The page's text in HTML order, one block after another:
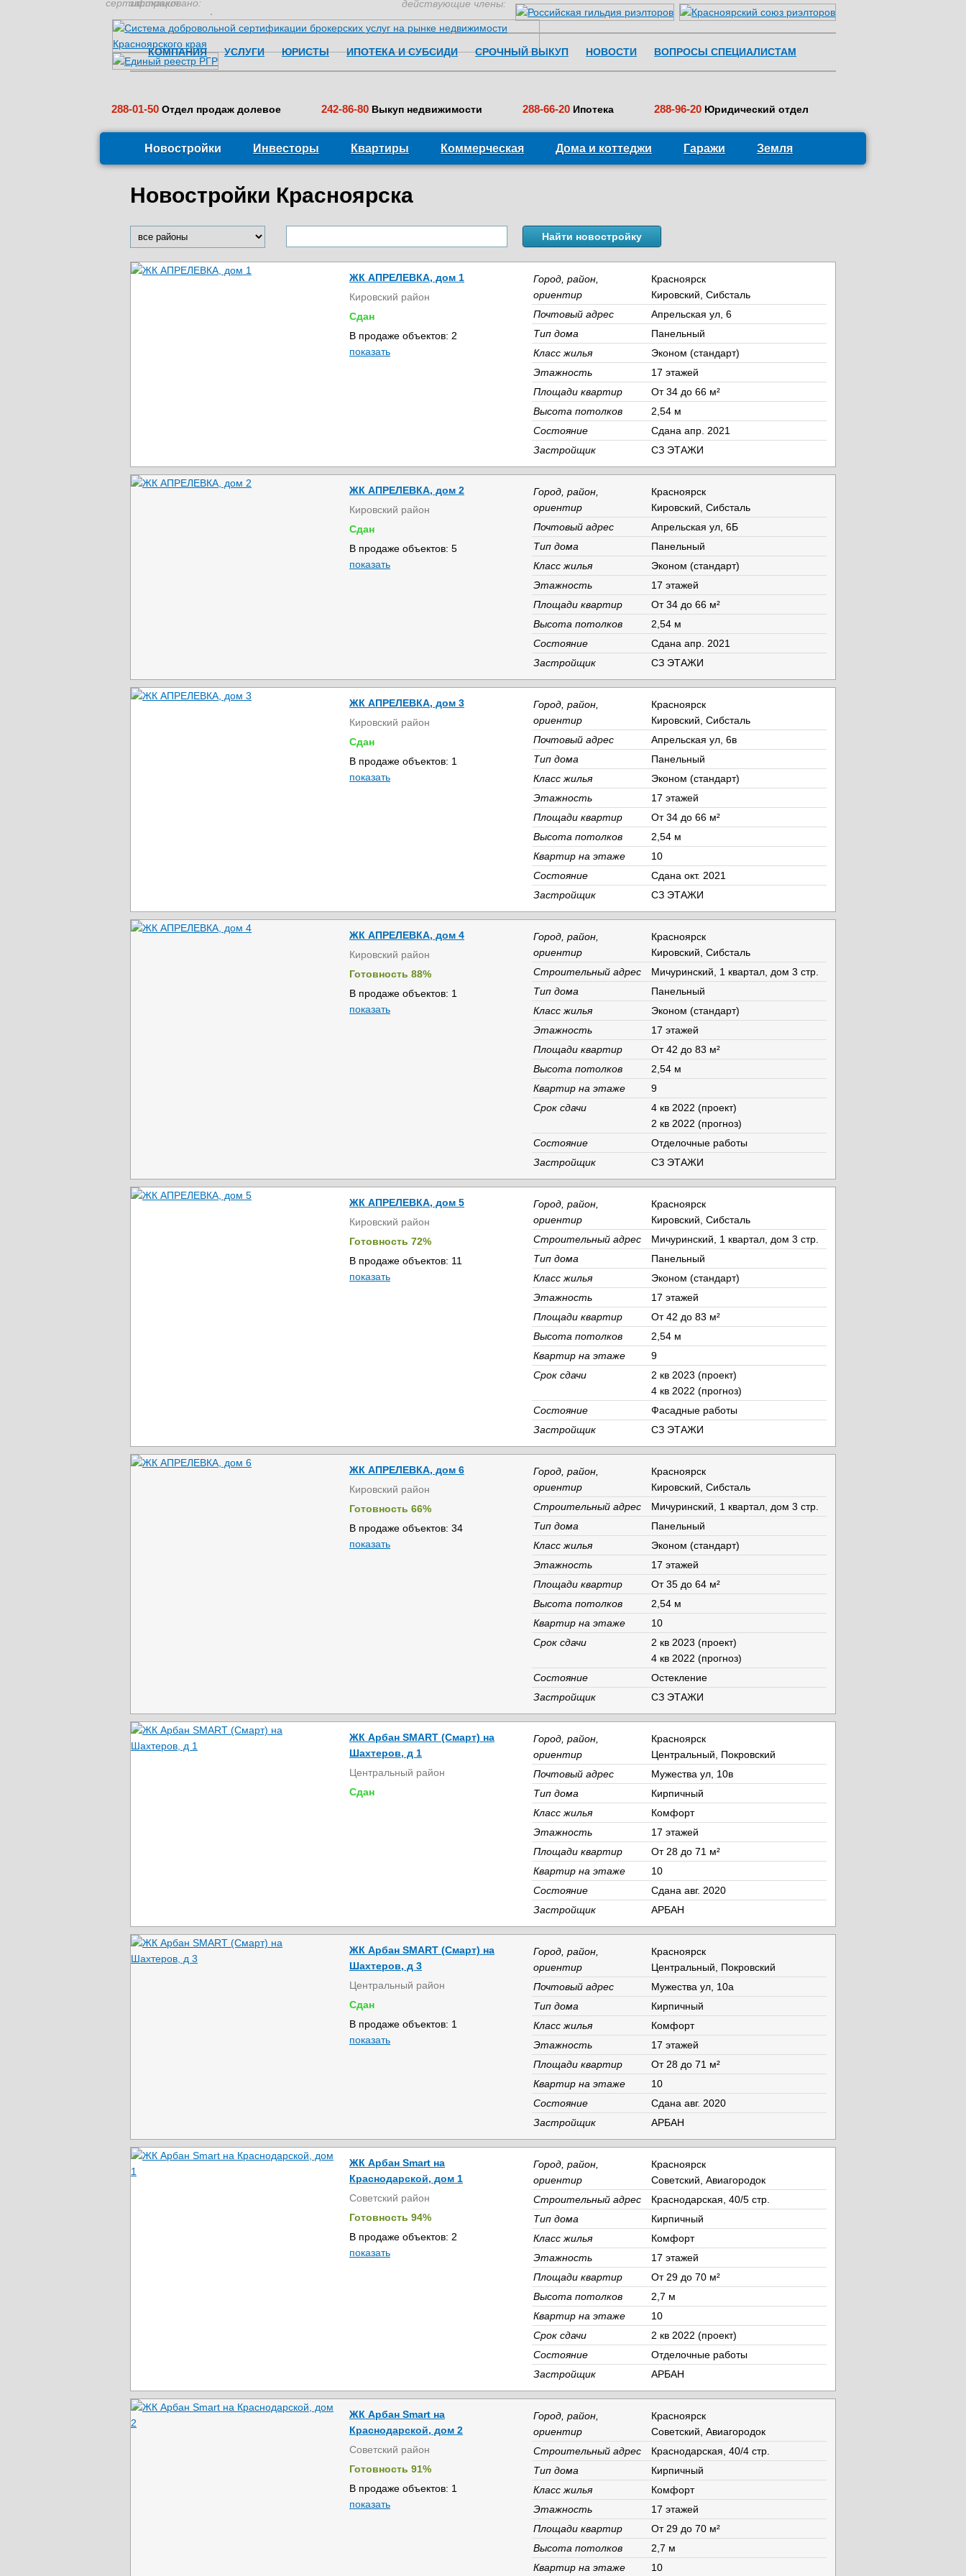
застраховано: действующие члены:
сертификация:
КОМПАНИЯ
УСЛУГИ ЮРИСТЫ ИПОТЕКА И СУБСИДИ СРОЧНЫЙ ВЫКУП НОВОСТИ ВОПРОСЫ СПЕЦИАЛИСТАМ
288-01-50 Отдел продаж долевое 242-86-80 Выкуп недвижимости 288-66-20 Ипотека 288-96-20 Юридический отдел
Новостройки Инвесторы Квартиры Коммерческая Дома и коттеджи Гаражи Земля
Новостройки Красноярска
ЖК АПРЕЛЕВКА, дом 1
Кировский район
Сдан
В продаже объектов: 2
показать
Город, район,
ориентир
Красноярск
Кировский, Сибсталь
Почтовый адрес
Апрельская ул, 6
Тип дома
Панельный
Класс жилья
Эконом (стандарт)
Этажность
17 этажей
Площади квартир
От 34 до 66 м²
Высота потолков
2,54 м
Состояние
Cдана апр. 2021
Застройщик
СЗ ЭТАЖИ
ЖК АПРЕЛЕВКА, дом 2
Кировский район
Сдан
В продаже объектов: 5
показать
Город, район,
ориентир
Красноярск
Кировский, Сибсталь
Почтовый адрес
Апрельская ул, 6Б
Тип дома
Панельный
Класс жилья
Эконом (стандарт)
Этажность
17 этажей
Площади квартир
От 34 до 66 м²
Высота потолков
2,54 м
Состояние
Cдана апр. 2021
Застройщик
СЗ ЭТАЖИ
ЖК АПРЕЛЕВКА, дом 3
Кировский район
Сдан
В продаже объектов: 1
показать
Город, район,
ориентир
Красноярск
Кировский, Сибсталь
Почтовый адрес
Апрельская ул, 6в
Тип дома
Панельный
Класс жилья
Эконом (стандарт)
Этажность
17 этажей
Площади квартир
От 34 до 66 м²
Высота потолков
2,54 м
Квартир на этаже
10
Состояние
Cдана окт. 2021
Застройщик
СЗ ЭТАЖИ
ЖК АПРЕЛЕВКА, дом 4
Кировский район
Готовность 88%
В продаже объектов: 1
показать
Город, район,
ориентир
Красноярск
Кировский, Сибсталь
Строительный адрес
Мичуринский, 1 квартал, дом 3 стр.
Тип дома
Панельный
Класс жилья
Эконом (стандарт)
Этажность
17 этажей
Площади квартир
От 42 до 83 м²
Высота потолков
2,54 м
Квартир на этаже
9
Срок сдачи
4 кв 2022 (проект)
2 кв 2022 (прогноз)
Состояние
Отделочные работы
Застройщик
СЗ ЭТАЖИ
ЖК АПРЕЛЕВКА, дом 5
Кировский район
Готовность 72%
В продаже объектов: 11
показать
Город, район,
ориентир
Красноярск
Кировский, Сибсталь
Строительный адрес
Мичуринский, 1 квартал, дом 3 стр.
Тип дома
Панельный
Класс жилья
Эконом (стандарт)
Этажность
17 этажей
Площади квартир
От 42 до 83 м²
Высота потолков
2,54 м
Квартир на этаже
9
Срок сдачи
2 кв 2023 (проект)
4 кв 2022 (прогноз)
Состояние
Фасадные работы
Застройщик
СЗ ЭТАЖИ
ЖК АПРЕЛЕВКА, дом 6
Кировский район
Готовность 66%
В продаже объектов: 34
показать
Город, район,
ориентир
Красноярск
Кировский, Сибсталь
Строительный адрес
Мичуринский, 1 квартал, дом 3 стр.
Тип дома
Панельный
Класс жилья
Эконом (стандарт)
Этажность
17 этажей
Площади квартир
От 35 до 64 м²
Высота потолков
2,54 м
Квартир на этаже
10
Срок сдачи
2 кв 2023 (проект)
4 кв 2022 (прогноз)
Состояние
Остекление
Застройщик
СЗ ЭТАЖИ
ЖК Арбан SMART (Смарт) на
Шахтеров, д 1
Центральный район
Сдан
Город, район,
ориентир
Красноярск
Центральный, Покровский
Почтовый адрес
Мужества ул, 10в
Тип дома
Кирпичный
Класс жилья
Комфорт
Этажность
17 этажей
Площади квартир
От 28 до 71 м²
Квартир на этаже
10
Состояние
Cдана авг. 2020
Застройщик
АРБАН
ЖК Арбан SMART (Смарт) на
Шахтеров, д 3
Центральный район
Сдан
В продаже объектов: 1
показать
Город, район,
ориентир
Красноярск
Центральный, Покровский
Почтовый адрес
Мужества ул, 10а
Тип дома
Кирпичный
Класс жилья
Комфорт
Этажность
17 этажей
Площади квартир
От 28 до 71 м²
Квартир на этаже
10
Состояние
Cдана авг. 2020
Застройщик
АРБАН
ЖК Арбан Smart на
Краснодарской, дом 1
Советский район
Готовность 94%
В продаже объектов: 2
показать
Город, район,
ориентир
Красноярск
Советский, Авиагородок
Строительный адрес
Краснодарская, 40/5 стр.
Тип дома
Кирпичный
Класс жилья
Комфорт
Этажность
17 этажей
Площади квартир
От 29 до 70 м²
Высота потолков
2,7 м
Квартир на этаже
10
Срок сдачи
2 кв 2022 (проект)
Состояние
Отделочные работы
Застройщик
АРБАН
ЖК Арбан Smart на
Краснодарской, дом 2
Советский район
Готовность 91%
В продаже объектов: 1
показать
Город, район,
ориентир
Красноярск
Советский, Авиагородок
Строительный адрес
Краснодарская, 40/4 стр.
Тип дома
Кирпичный
Класс жилья
Комфорт
Этажность
17 этажей
Площади квартир
От 29 до 70 м²
Высота потолков
2,7 м
Квартир на этаже
10